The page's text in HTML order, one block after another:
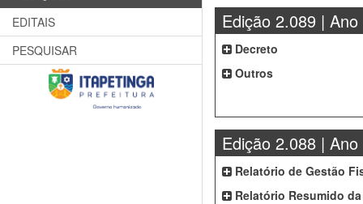
EDITAIS
PESQUISAR
Edição 2.089 | Ano
Decreto
Outros
Edição 2.088 | Ano
Relatório de Gestão
Relatório Resumido